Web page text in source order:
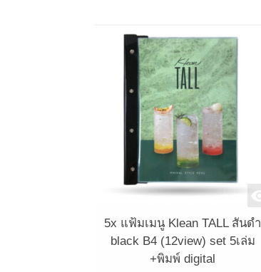
5x แฟ้มเมนู Klean TALL สันดำ
black B4 (12view) set 5เล่ม
+พิมพ์ digital